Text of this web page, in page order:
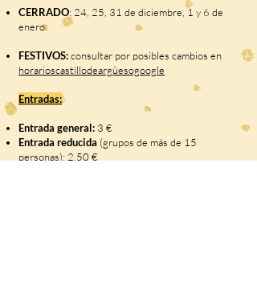
CERRADO: 24, 25, 31 de diciembre, 1 y 6 de
enero.
FESTIVOS:consultar por posibles cambios en
horarioscastillodeargüesogoogle
Entradas:
Entrada general: 3 €
Entrada reducida (grupos de más de 15
personas): 2,50 €